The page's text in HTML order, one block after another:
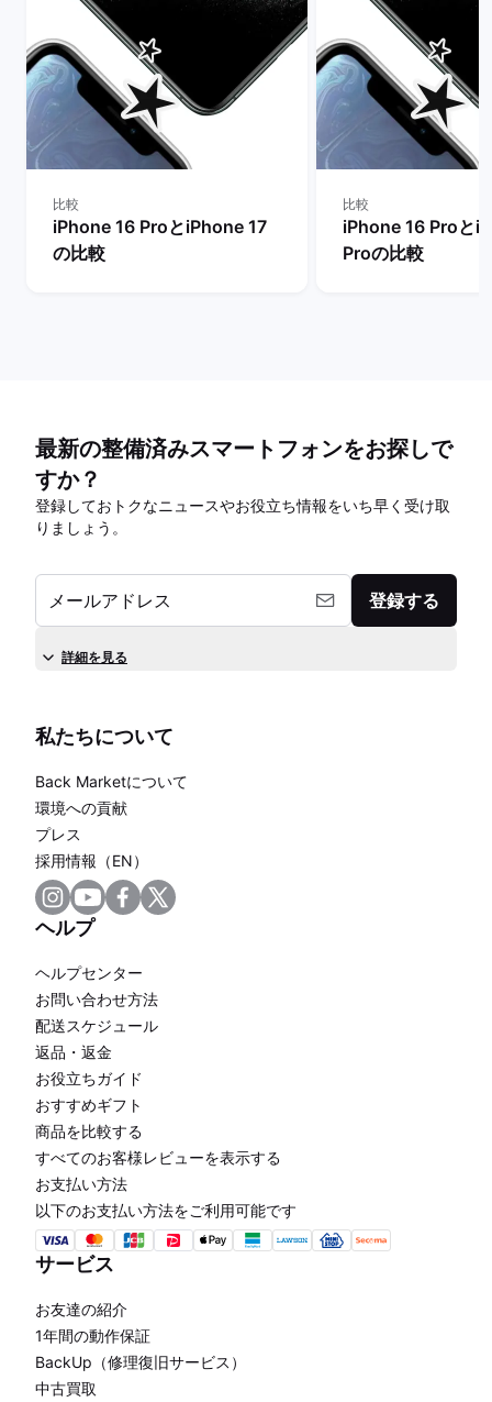
比較
iPhone 16 ProとiPhone 17
の比較
比較
iPhone 16 Proと
Proの比較
最新の整備済みスマートフォンをお探しで
すか？
登録しておトクなニュースやお役立ち情報をいち早く受け取
りましょう。
メールアドレス 登録する
詳細を見る
私たちについて
Back Marketについて
環境への貢献
プレス
採用情報（EN）
ヘルプ
ヘルプセンター
お問い合わせ方法
配送スケジュール
返品・返金
お役立ちガイド
おすすめギフト
商品を比較する
すべてのお客様レビューを表示する
お支払い方法
以下のお支払い方法をご利用可能です
サービス
お友達の紹介
1年間の動作保証
BackUp（修理復旧サービス）
中古買取